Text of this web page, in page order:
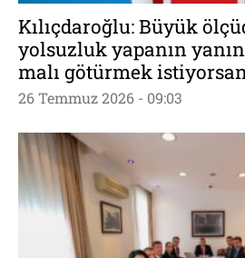
Kılıçdaroğlu: Büyük
yolsuzluk yapanın
malı götürmek
26 Temmuz 2026 - 09:03